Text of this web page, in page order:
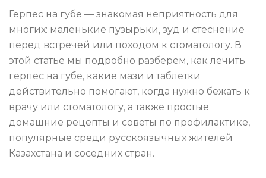
Герпес на губе — знакомая неприятность для
многих: маленькие пузырьки, зуд и стеснение
перед встречей или походом к стоматологу. В
этой статье мы подробно разберём, как лечить
герпес на губе, какие мази и таблетки
действительно помогают, когда нужно бежать к
врачу или стоматологу, а также простые
домашние рецепты и советы по профилактике,
популярные среди русскоязычных жителей
Казахстана и соседних стран.